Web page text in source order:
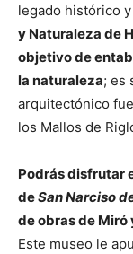
legado histórico
y Naturaleza de
objetivo de
la naturaleza; es
arquitectónico
los Mallos de
Podrás disfrutar
deSan Narciso
de obras de
Este museo le